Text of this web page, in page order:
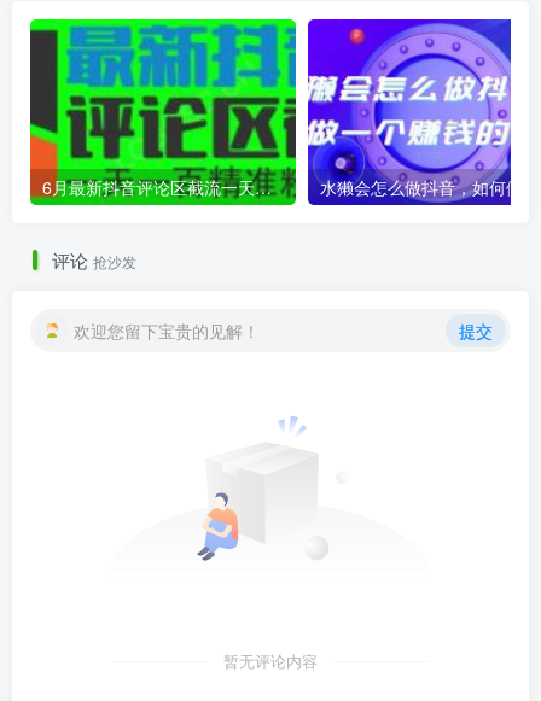
6月最新抖音评论区截流一天一二百，可以引流任何行业精准粉（附无限开脚本）
评论 抢沙发
欢迎您留下宝贵的见解！ 提交
暂无评论内容